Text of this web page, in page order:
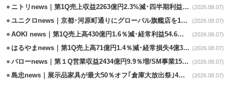
ニトリnews｜第1Q売上収益2263億円2.3%減･四半期利益1.4％減 (2026.08.07)
ユニクロnews｜京都･河原町通りにグローバル旗艦店を11/6開設 (2026.08.07)
AOKI news｜第1Q売上高430億円1.6％減･経常利益54.6％減 (2026.08.07)
はるやまnews｜第1Q売上高71億円1.4％減･経常損失4億3800万円 (2026.08.07)
バローnews｜第１Q営業収益2434億円9.9％増/SM事業15.5％増と絶好調 (2026.08.07)
島忠news｜展示品家具が最大50％オフ｢倉庫大放出祭｣4店舗限定で開催 (2026.08.07)